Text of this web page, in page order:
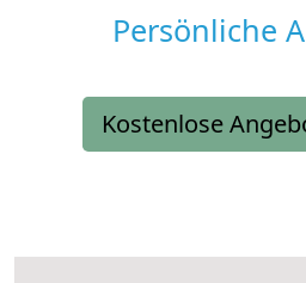
Persönliche
Kostenlose